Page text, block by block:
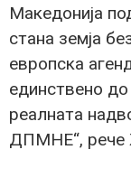
Македонија
стана земја
европска
единствено
реалната
ДПМНЕ“, рече